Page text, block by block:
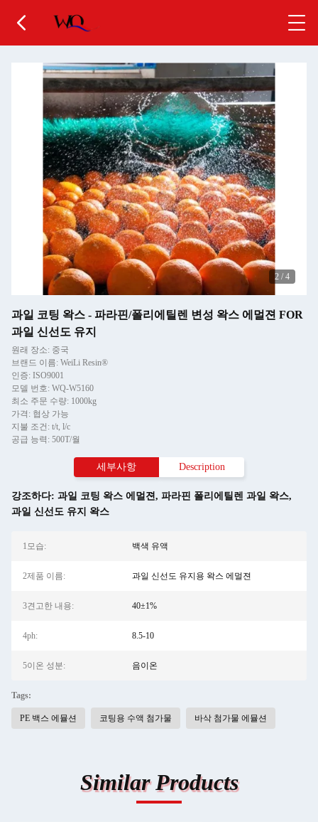
2 / 4
과일 코팅 왁스 - 파라핀/폴리에틸렌 변성 왁스 에멀젼 FOR
과일 신선도 유지
원래 장소: 중국
브랜드 이름: WeiLi Resin®
인증: ISO9001
모델 번호: WQ-W5160
최소 주문 수량: 1000kg
가격: 협상 가능
지불 조건: t/t, l/c
공급 능력: 500T/월
세부사항 Description
강조하다: 과일 코팅 왁스 에멀젼, 파라핀 폴리에틸렌 과일 왁스,
과일 신선도 유지 왁스
1모습: 백색 유액
2제품 이름: 과일 신선도 유지용 왁스 에멀젼
3견고한 내용: 40±1%
4ph: 8.5-10
5이온 성분: 음이온
Tags:
PE 백스 에뮬션 코팅용 수액 첨가물 바삭 첨가물 에뮬션
Similar Products